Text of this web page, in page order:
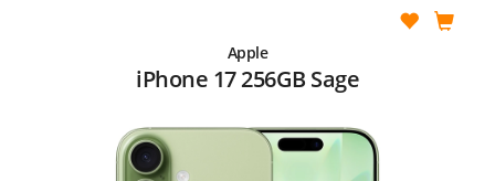
Apple
iPhone 17 256GB Sage